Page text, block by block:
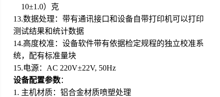
10±1.0）克
13.数据处理：带有通讯接口和设备自带打印机可以打印
测试结果和统计数据
14.高度校准：设备软件带有依据检定规程的独立校准系
统，配有标准量块
15.电源：AC 220V±22V, 50Hz
设备配置参数：
1. 主机材质：铝合金材质喷塑处理